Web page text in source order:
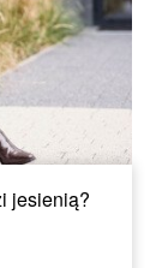
jesienią?